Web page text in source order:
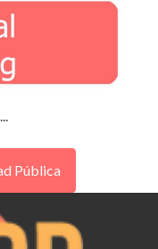
Pública